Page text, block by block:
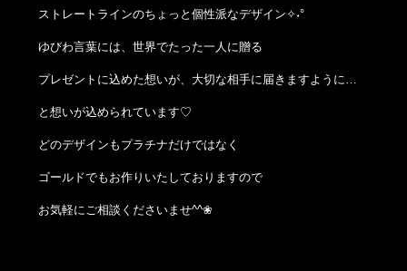
ストレートラインのちょっと個性派なデザイン✧˖°
ゆびわ言葉には、世界でたった一人に贈る
プレゼントに込めた想いが、大切な相手に届きますように…
と想いが込められています♡
どのデザインもプラチナだけではなく
ゴールドでもお作りいたしておりますので
お気軽にご相談くださいませ^^❀